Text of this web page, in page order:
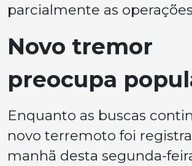
parcialmente as
Novo tremor
preocupa
Enquanto as buscas
novo terremoto foi
manhã desta segunda-